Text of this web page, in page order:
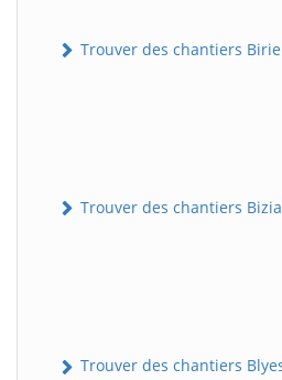
Trouver des chantiers
Trouver des chantiers
Trouver des chantiers